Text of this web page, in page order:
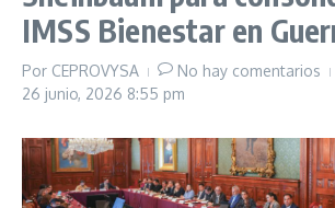
IMSS Bienestar en
Por CEPROVYSA
No hay comentarios
26 junio, 2026 8:55 pm